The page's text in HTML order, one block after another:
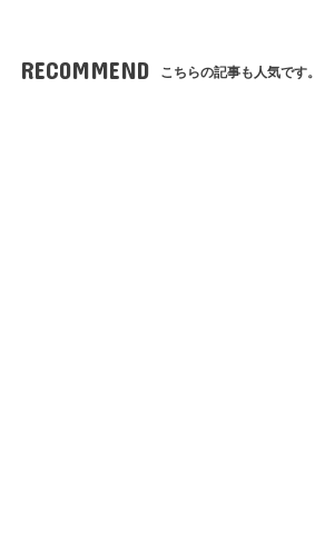
RECOMMEND こちらの記事も人気です。